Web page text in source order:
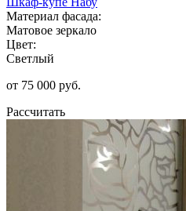
Материал фасада:
Матовое зеркало
Цвет:
Светлый
от 75 000 руб.
Рассчитать